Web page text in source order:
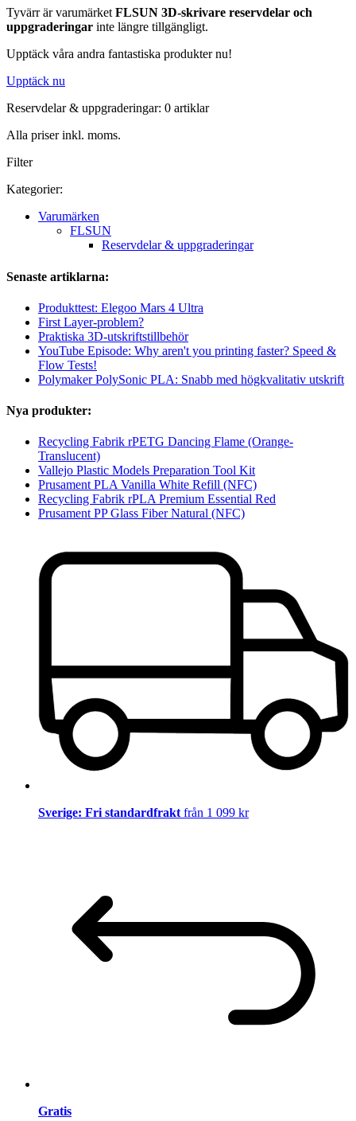
Tyvärr är varumärket FLSUN 3D-skrivare reservdelar och
uppgraderingar inte längre tillgängligt.
Upptäck våra andra fantastiska produkter nu!
Upptäck nu
Reservdelar & uppgraderingar: 0 artiklar
Alla priser inkl. moms.
Filter
Kategorier:
Varumärken
FLSUN
Reservdelar & uppgraderingar
Senaste artiklarna:
Produkttest: Elegoo Mars 4 Ultra
First Layer-problem?
Praktiska 3D-utskriftstillbehör
YouTube Episode: Why aren't you printing faster? Speed &
Flow Tests!
Polymaker PolySonic PLA: Snabb med högkvalitativ utskrift
Nya produkter:
Recycling Fabrik rPETG Dancing Flame (Orange-
Translucent)
Vallejo Plastic Models Preparation Tool Kit
Prusament PLA Vanilla White Refill (NFC)
Recycling Fabrik rPLA Premium Essential Red
Prusament PP Glass Fiber Natural (NFC)
Sverige: Fri standardfrakt från 1 099 kr
Gratis